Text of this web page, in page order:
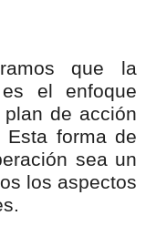
que la
el enfoque
de acción
forma de
sea un
los aspectos